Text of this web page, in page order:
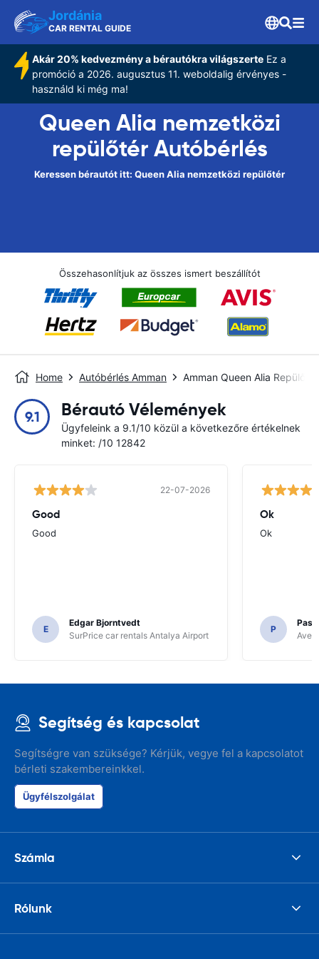
Jordánia
CAR RENTAL GUIDE
Akár 20% kedvezmény a bérautókra világszerteEz a
promóció a 2026. augusztus 11. weboldalig érvényes -
használd ki még ma!
Queen Alia nemzetközi
repülőtér Autóbérlés
Keressen bérautót itt: Queen Alia nemzetközi repülőtér
Összehasonlítjuk az összes ismert beszállítót
Home Autóbérlés Amman Amman Queen Alia
9.1 Bérautó Vélemények
Ügyfeleink a 9.1/10 közül a következőre értékelnek
minket: /10 12842
22-07-2026
Good
Good
E
Edgar Bjorntvedt
SurPrice car rentals Antalya Airport
Ok
Ok
P
Avec
Segítség és kapcsolat
Segítségre van szüksége? Kérjük, vegye fel a kapcsolatot
bérleti szakembereinkkel.
Ügyfélszolgálat
Számla
Rólunk